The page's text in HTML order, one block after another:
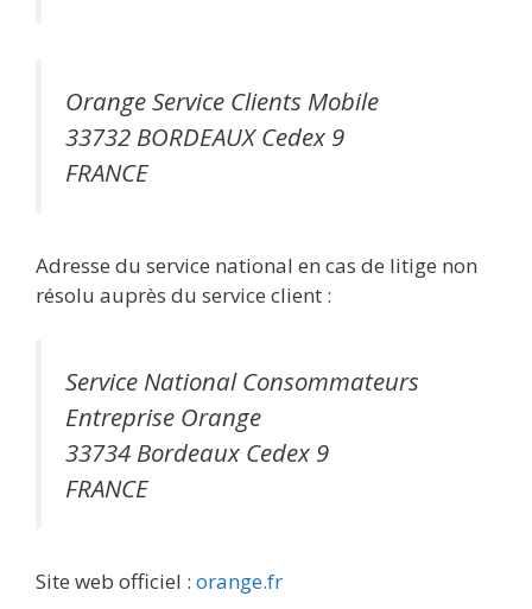
Orange Service Clients Mobile
33732 BORDEAUX Cedex 9
FRANCE
Adresse du service national en cas de litige non
résolu auprès du service client :
Service National Consommateurs
Entreprise Orange
33734 Bordeaux Cedex 9
FRANCE
Site web officiel : orange.fr